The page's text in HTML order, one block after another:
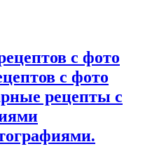
с фото
рецепты с